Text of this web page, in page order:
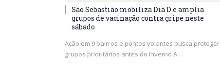
São Sebastião mobiliza Dia D e amplia
grupos de vacinação contra gripe neste
sábado
Ação em 9 bairros e pontos volantes busca proteger
grupos prioritários antes do inverno A…